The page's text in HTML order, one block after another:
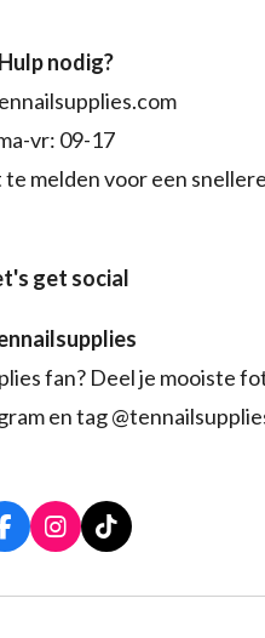
Hulp nodig?
vr: 09-17
melden voor een
get social
fan? Deel je mooiste
en tag
F
a
e
I
n
t
T
i
T